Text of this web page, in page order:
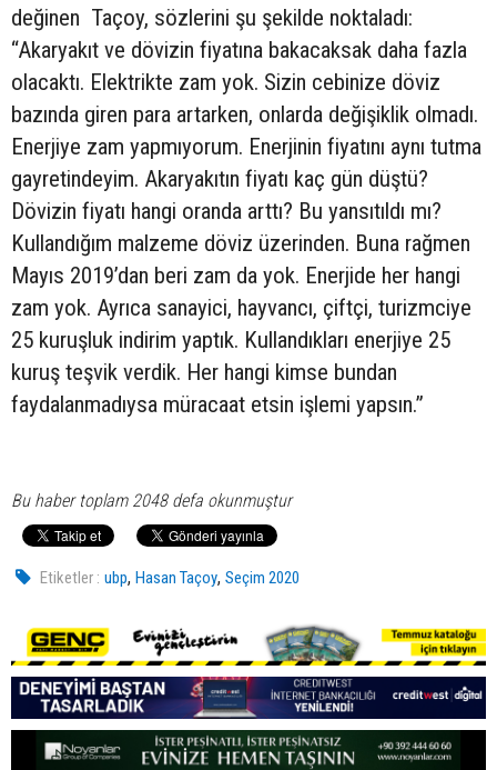
değinen Taçoy, sözlerini şu şekilde noktaladı:
“Akaryakıt ve dövizin fiyatına bakacaksak daha fazla
olacaktı. Elektrikte zam yok. Sizin cebinize döviz
bazında giren para artarken, onlarda değişiklik olmadı.
Enerjiye zam yapmıyorum. Enerjinin fiyatını aynı tutma
gayretindeyim. Akaryakıtın fiyatı kaç gün düştü?
Dövizin fiyatı hangi oranda arttı? Bu yansıtıldı mı?
Kullandığım malzeme döviz üzerinden. Buna rağmen
Mayıs 2019’dan beri zam da yok. Enerjide her hangi
zam yok. Ayrıca sanayici, hayvancı, çiftçi, turizmciye
25 kuruşluk indirim yaptık. Kullandıkları enerjiye 25
kuruş teşvik verdik. Her hangi kimse bundan
faydalanmadıysa müracaat etsin işlemi yapsın.”
Bu haber toplam 2048 defa okunmuştur
Etiketler : ubp,Hasan Taçoy,Seçim 2020